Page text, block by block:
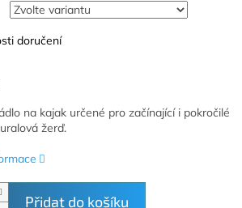
doručení
Přidat do košíku
na kajak určené pro začínající i pokročilé
žerď.